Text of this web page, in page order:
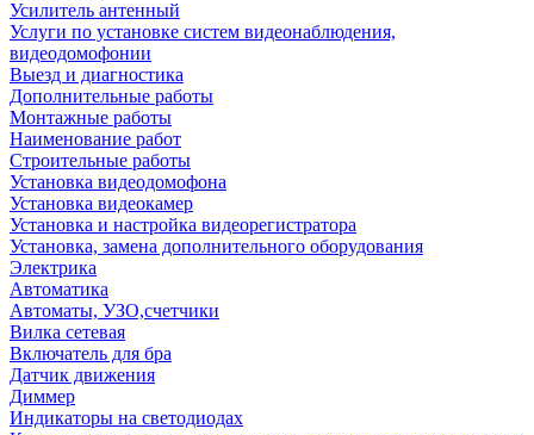
Усилитель антенный
Услуги по установке систем видеонаблюдения,
видеодомофонии
Выезд и диагностика
Дополнительные работы
Монтажные работы
Наименование работ
Строительные работы
Установка видеодомофона
Установка видеокамер
Установка и настройка видеорегистратора
Установка, замена дополнительного оборудования
Электрика
Автоматика
Автоматы, УЗО,счетчики
Вилка сетевая
Включатель для бра
Датчик движения
Диммер
Индикаторы на светодиодах